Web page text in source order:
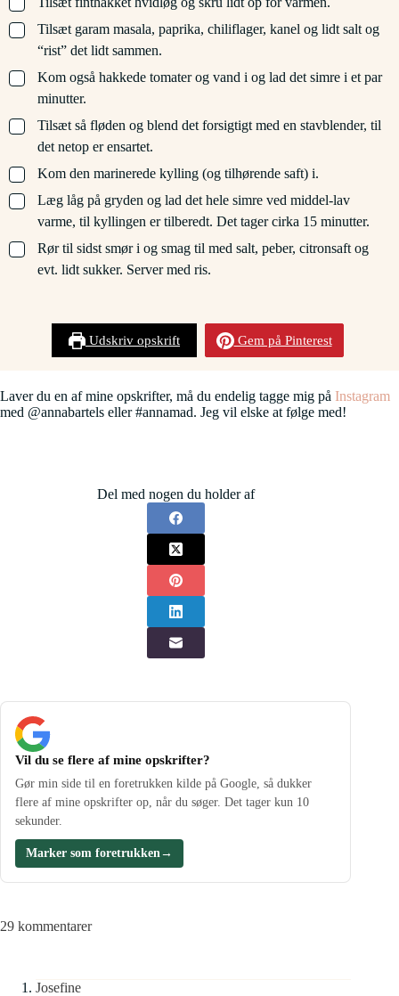
▢
Tilsæt garam masala, paprika, chiliflager, kanel og lidt salt og
“rist” det lidt sammen.
▢
Kom også hakkede tomater og vand i og lad det simre i et par
minutter.
▢
Tilsæt så fløden og blend det forsigtigt med en stavblender, til
det netop er ensartet.
▢
Kom den marinerede kylling (og tilhørende saft) i.
▢
Læg låg på gryden og lad det hele simre ved middel-lav
varme, til kyllingen er tilberedt. Det tager cirka 15 minutter.
▢
Rør til sidst smør i og smag til med salt, peber, citronsaft og
evt. lidt sukker. Server med ris.
Udskriv opskrift Gem på Pinterest
Laver du en af mine opskrifter, må du endelig tagge mig på Instagram
med @annabartels eller #annamad. Jeg vil elske at følge med!
Del med nogen du holder af
Vil du se flere af mine opskrifter?
Gør min side til en foretrukken kilde på Google, så dukker
flere af mine opskrifter op, når du søger. Det tager kun 10
sekunder.
Marker som foretrukken →
29 kommentarer
Josefine